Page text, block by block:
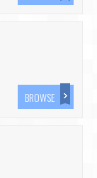
BROWSE